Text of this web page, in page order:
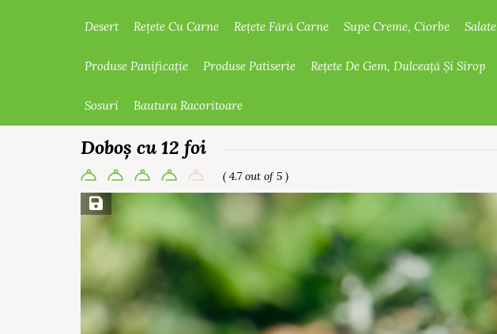
Desert Rețete Cu Carne Rețete Fără Carne Supe Creme, Ciorbe Salate
Produse Panificație Produse Patiserie Rețete De Gem, Dulceață Și Sirop
Sosuri Bautura Racoritoare
Doboș cu 12 foi
( 4.7 out of 5 )
Save Recipe